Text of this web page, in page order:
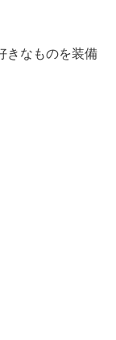
きなものを装備